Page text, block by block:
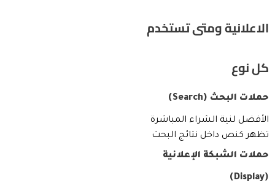
الاعلانية ومتى تستخدم
كل نوع
حملات البحث (Search)
الأفضل لنية الشراء المباشرة
تظهر كنص داخل نتائج البحث
حملات الشبكة الإعلانية
(Display)